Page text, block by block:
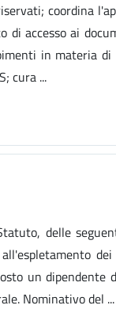
coordina
di accesso ai
in materia
cura ...
delle
un
Nominativo del ...